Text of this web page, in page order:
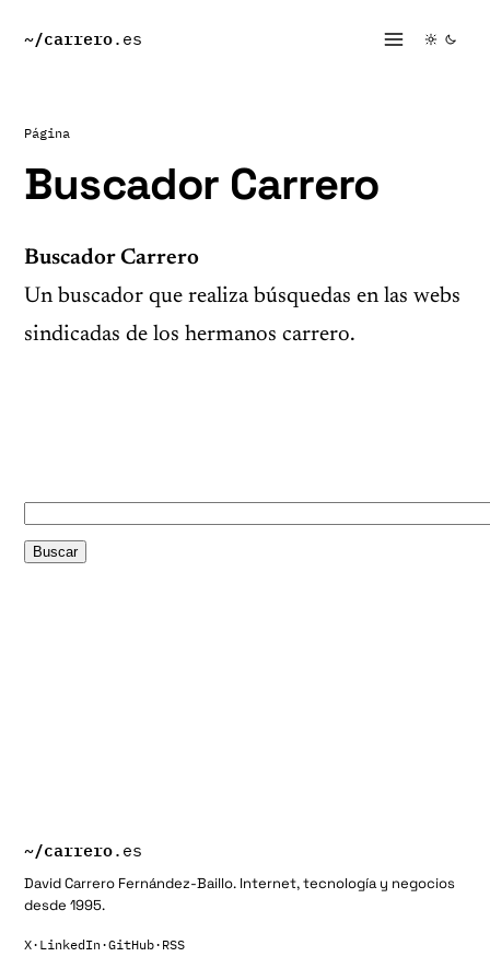
~/carrero.es
Página
Buscador Carrero
Buscador Carrero
Un buscador que realiza búsquedas en las webs
sindicadas de los hermanos carrero.
~/carrero.es
David Carrero Fernández-Baillo. Internet, tecnología y negocios
desde 1995.
X· LinkedIn·GitHub· RSS